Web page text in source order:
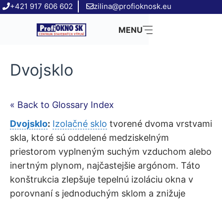
Preskočiť
+421 917 606 602 zilina@profioknosk.eu
MENU
Dvojsklo
« Back to Glossary Index
Dvojsklo: Izolačné sklo tvorené dvoma vrstvami
skla, ktoré sú oddelené medziskelným
priestorom vyplneným suchým vzduchom alebo
inertným plynom, najčastejšie argónom. Táto
konštrukcia zlepšuje tepelnú izoláciu okna v
porovnaní s jednoduchým sklom a znižuje